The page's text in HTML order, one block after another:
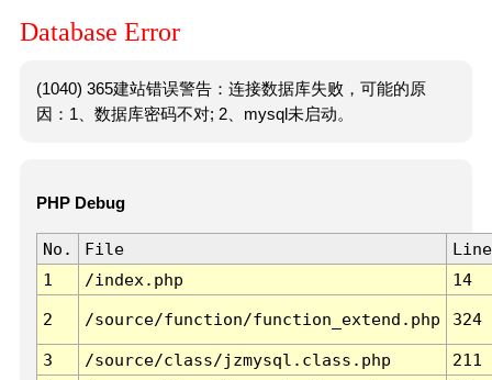
Database Error
(1040) 365建站错误警告：连接数据库失败，可能的原
因：1、数据库密码不对; 2、mysql未启动。
PHP Debug
No. File
Line
1
/index.php 14
2 /source/function/function_extend.php 324
3 /source/class/jzmysql.class.php
211